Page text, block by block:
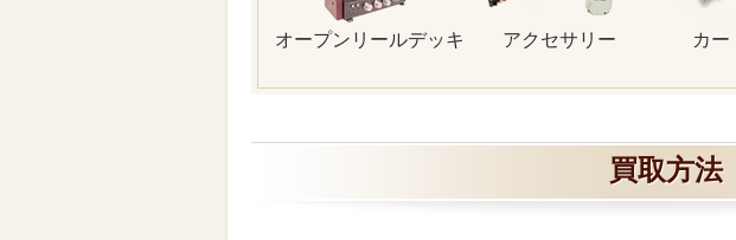
オープンリールデッキ アクセサリー カー
買取方法